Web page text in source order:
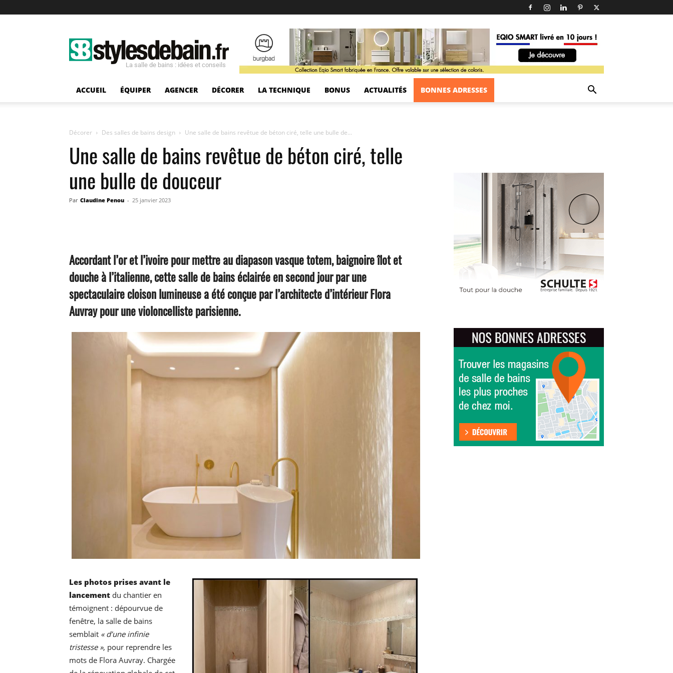
La salle de bains : idées et conseils
ACCUEIL ÉQUIPER AGENCER DÉCORER LA TECHNIQUE BONUS ACTUALITÉS BONNES ADRESSES
Décorer Des salles de bains design Une salle de bains revêtue de béton ciré, telle une bulle de...
Une salle de bains revêtue de béton ciré, telle
une bulle de douceur
Par Claudine Penou - 25 janvier 2023
Accordant l’or et l’ivoire pour mettre au diapason vasque totem, baignoire îlot et
douche à l’italienne, cette salle de bains éclairée en second jour par une
spectaculaire cloison lumineuse a été conçue par l’architecte d’intérieur Flora
Auvray pour une violoncelliste parisienne.
Les photos prises avant le
lancement du chantier en
témoignent : dépourvue de
fenêtre, la salle de bains
semblait « d’une infinie
tristesse », pour reprendre les
mots de Flora Auvray. Chargée